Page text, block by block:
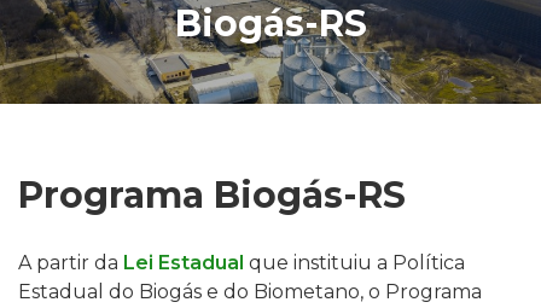
para
a
busca
Biogás-RS
Programa Biogás-RS
A partir da Lei Estadual que instituiu a Política
Estadual do Biogás e do Biometano, o Programa